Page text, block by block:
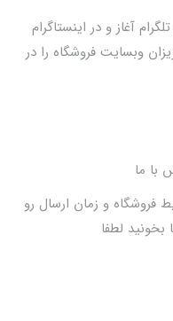
رو در تلگرام آغاز و در اینستاگرام
وبسایت فروشگاه را در
با ما
فروشگاه و زمان ارسال رو
بخونید لطفا